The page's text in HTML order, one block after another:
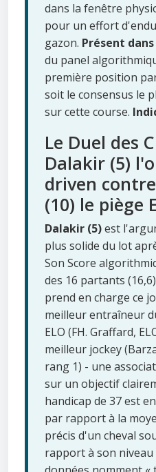
dans la fenêtre
pour un effort
gazon. Présent
du panel
première position
soit le consensus le
sur cette course.
Le Duel des
Dalakir (5)
driven
(10) le piège
Dalakir (5)est
plus solide du lot
Son Score
des 16 partants
prend en charge ce
meilleur entraîneur
ELO (FH. Graffard,
meilleur jockey
rang 1) - une
sur un objectif
handicap de 37 est
par rapport à la
précis d'un cheval
rapport à son niveau